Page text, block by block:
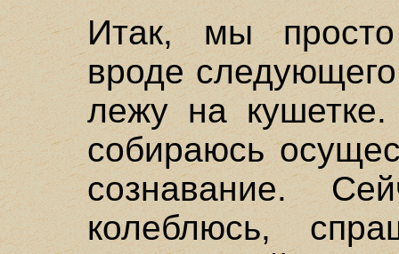
Итак, мы
вроде
лежу на
собираюсь
сознавание.
колеблюсь,